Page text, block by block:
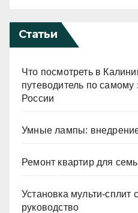
Статьи
Что посмотреть в
путеводитель по самому
России
Умные лампы:
Ремонт квартир для
Установка мульти-
руководство